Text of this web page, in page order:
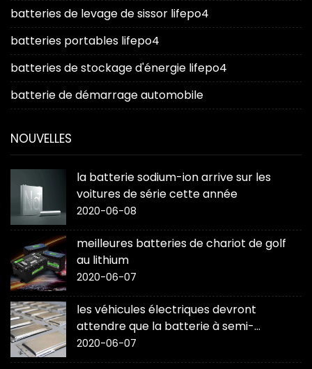
batteries de levage de sissor lifepo4
batteries portables lifepo4
batteries de stockage d'énergie lifepo4
batterie de démarrage automobile
NOUVELLES
la batterie sodium-ion arrive sur les
voitures de série cette année
2020-06-08
meilleures batteries de chariot de golf
au lithium
2020-06-07
les véhicules électriques devront
attendre que la batterie à semi-
conducteurs « change la donne »
2020-06-07